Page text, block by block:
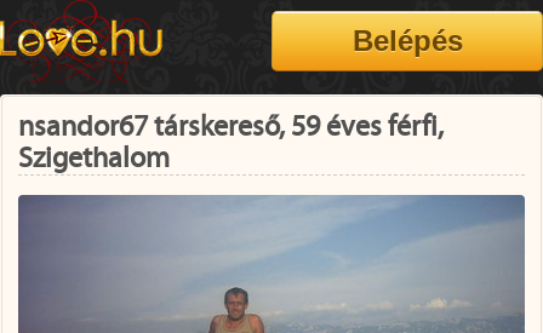
nsandor67 társkereső, 59 éves férfi,
Szigethalom